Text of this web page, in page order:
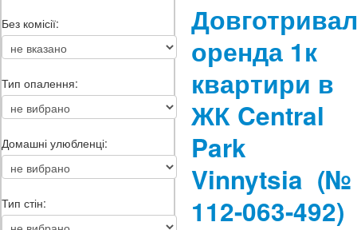
Без комісії:
Тип опалення:
Домашні улюбленці:
Тип стін:
оренда 1к
квартири в
ЖК Central
Park
Vinnytsia (№
112-063-492)